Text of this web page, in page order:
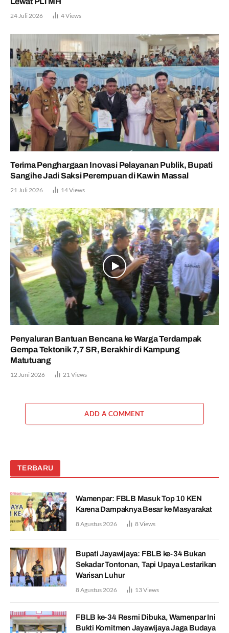
24 Juli 2026 4Views
Terima Penghargaan Inovasi Pelayanan Publik, Bupati
Sangihe Jadi Saksi Perempuan di Kawin Massal
21 Juli 2026 14Views
Penyaluran Bantuan Bencana ke Warga Terdampak
Gempa Tektonik 7,7 SR, Berakhir di Kampung
Matutuang
12 Juni 2026 21Views
ADD A COMMENT
TERBARU
Wamenpar: FBLB Masuk Top 10 KEN
Karena Dampaknya Besar ke Masyarakat
8 Agustus 2026 8Views
Bupati Jayawijaya: FBLB ke-34 Bukan
Sekadar Tontonan, Tapi Upaya Lestarikan
Warisan Luhur
8 Agustus 2026 13Views
FBLB ke-34 Resmi Dibuka, Wamenpar Ini
Bukti Komitmen Jayawijaya Jaga Budaya